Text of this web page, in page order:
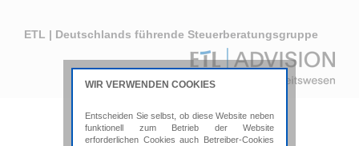
ETL | Deutschlands führende Steuerberatungsgruppe
WIR VERWENDEN COOKIES
Entscheiden Sie selbst, ob diese Website neben
funktionell zum Betrieb der Website
erforderlichen Cookies auch Betreiber-Cookies